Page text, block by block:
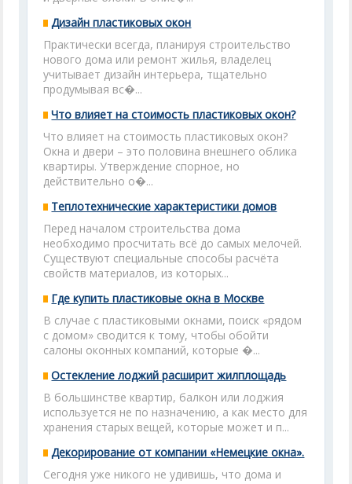
Дизайн пластиковых окон
Практически всегда, планируя строительство
нового дома или ремонт жилья, владелец
учитывает дизайн интерьера, тщательно
продумывая вс�...
Что влияет на стоимость пластиковых окон?
Что влияет на стоимость пластиковых окон?
Окна и двери – это половина внешнего облика
квартиры. Утверждение спорное, но
действительно о�...
Теплотехнические характеристики домов
Перед началом строительства дома
необходимо просчитать всё до самых мелочей.
Существуют специальные способы расчёта
свойств материалов, из которых...
Где купить пластиковые окна в Москве
В случае с пластиковыми окнами, поиск «рядом
с домом» сводится к тому, чтобы обойти
салоны оконных компаний, которые �...
Остекление лоджий расширит жилплощадь
В большинстве квартир, балкон или лоджия
используется не по назначению, а как место для
хранения старых вещей, которые может и п...
Декорирование от компании «Немецкие окна».
Сегодня уже никого не удивишь, что дома и